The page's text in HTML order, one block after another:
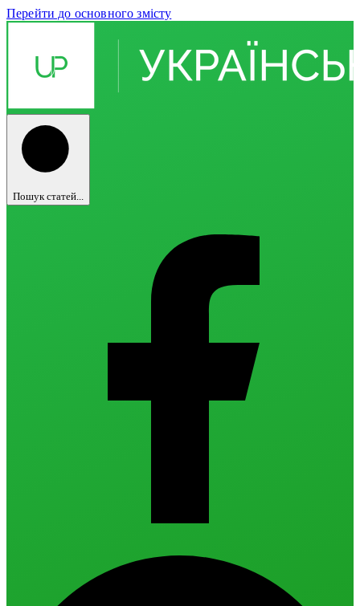
Перейти до основного змісту
Пошук статей...